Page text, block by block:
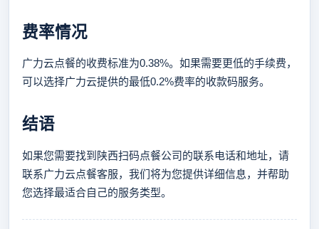
费率情况
广力云点餐的收费标准为0.38%。如果需要更低的手续费，
可以选择广力云提供的最低0.2%费率的收款码服务。
结语
如果您需要找到陕西扫码点餐公司的联系电话和地址，请
联系广力云点餐客服，我们将为您提供详细信息，并帮助
您选择最适合自己的服务类型。